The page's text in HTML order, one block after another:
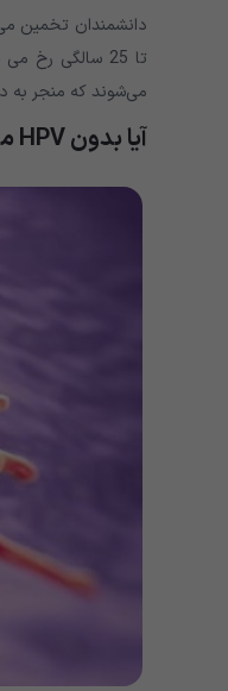
تا 25 سالگی
می‌شوند که منجر به
آیا بدون HPV ممکن است به دیسپلازی مبتلا شد؟